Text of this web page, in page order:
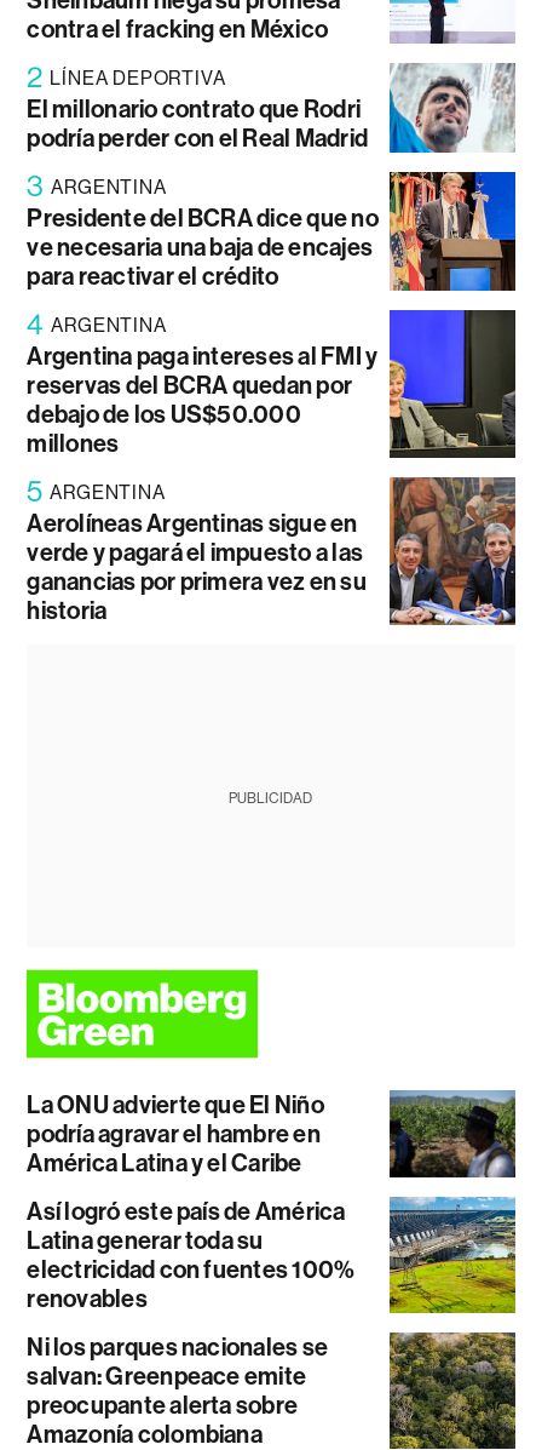
contra el fracking en México
2 LÍNEA DEPORTIVA
El millonario contrato que Rodri
podría perder con el Real Madrid
3 ARGENTINA
Presidente del BCRA dice que no
ve necesaria una baja de encajes
para reactivar el crédito
4 ARGENTINA
Argentina paga intereses al FMI y
reservas del BCRA quedan por
debajo de los US$50.000
millones
5 ARGENTINA
Aerolíneas Argentinas sigue en
verde y pagará el impuesto a las
ganancias por primera vez en su
historia
PUBLICIDAD
La ONU advierte que El Niño
podría agravar el hambre en
América Latina y el Caribe
Así logró este país de América
Latina generar toda su
electricidad con fuentes 100%
renovables
Ni los parques nacionales se
salvan: Greenpeace emite
preocupante alerta sobre
Amazonía colombiana